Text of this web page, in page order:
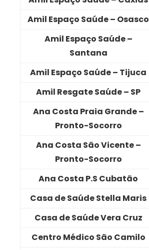
Amil Espaço Saúde – Osasco
Amil Espaço Saúde –
Santana
Amil Espaço Saúde – Tijuca
Amil Resgate Saúde – SP
Ana Costa Praia Grande –
Pronto-Socorro
Ana Costa São Vicente –
Pronto-Socorro
Ana Costa P.S Cubatão
Casa de Saúde Stella Maris
Casa de Saúde Vera Cruz
Centro Médico São Camilo